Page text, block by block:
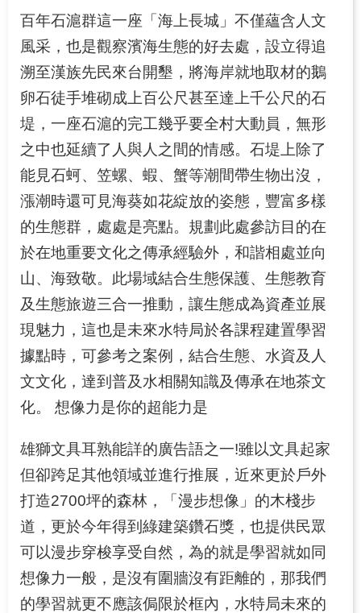
百年石滬群這一座「海上長城」不僅蘊含人文
風采，也是觀察濱海生態的好去處，設立得追
溯至漢族先民來台開墾，將海岸就地取材的鵝
卵石徒手堆砌成上百公尺甚至達上千公尺的石
堤，一座石滬的完工幾乎要全村大動員，無形
之中也延續了人與人之間的情感。石堤上除了
能見石蚵、笠螺、蝦、蟹等潮間帶生物出沒，
漲潮時還可見海葵如花綻放的姿態，豐富多樣
的生態群，處處是亮點。規劃此處參訪目的在
於在地重要文化之傳承經驗外，和諧相處並向
山、海致敬。此場域結合生態保護、生態教育
及生態旅遊三合一推動，讓生態成為資產並展
現魅力，這也是未來水特局於各課程建置學習
據點時，可參考之案例，結合生態、水資及人
文文化，達到普及水相關知識及傳承在地茶文
化。 想像力是你的超能力是
雄獅文具耳熟能詳的廣告語之一!雖以文具起家
但卻跨足其他領域並進行推展，近來更於戶外
打造2700坪的森林，「漫步想像」的木棧步
道，更於今年得到綠建築鑽石獎，也提供民眾
可以漫步穿梭享受自然，為的就是學習就如同
想像力一般，是沒有圍牆沒有距離的，那我們
的學習就更不應該侷限於框內，水特局未來的